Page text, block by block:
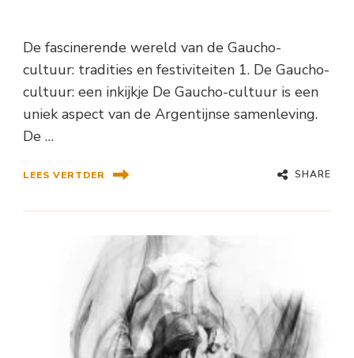
De fascinerende wereld van de Gaucho-
cultuur: tradities en festiviteiten 1. De Gaucho-
cultuur: een inkijkje De Gaucho-cultuur is een
uniek aspect van de Argentijnse samenleving.
De …
LEES VERTDER SHARE